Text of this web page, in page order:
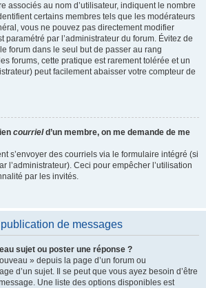
associés au nom d’utilisateur, indiquent le nombre
certains membres tels que les modérateurs
vous ne pouvez pas directement modifier
paramétré par l’administrateur du forum. Évitez de
forum dans le seul but de passer au rang
forums, cette pratique est rarement tolérée et un
peut facilement abaisser votre compteur de
courrield’un membre, on me demande de me
s’envoyer des courriels via le formulaire intégré (si
l’administrateur). Ceci pour empêcher l’utilisation
par les invités.
de messages
sujet ou poster une réponse ?
» depuis la page d’un forum ou
d’un sujet. Il se peut que vous ayez besoin d’être
Une liste des options disponibles est